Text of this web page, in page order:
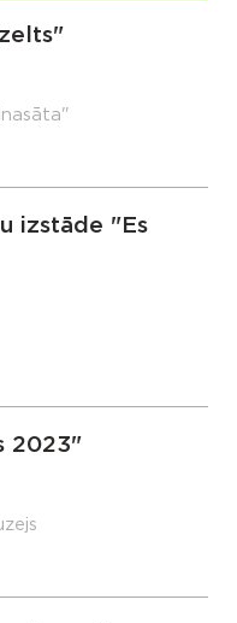
izstāde "Es
2023"